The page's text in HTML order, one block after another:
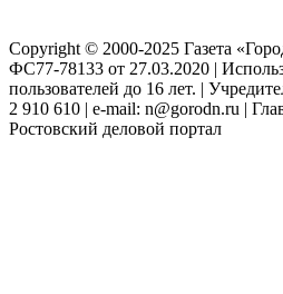
Copyright © 2000-2025 Газета
ФС77-78133 от 27.03.2020 |
пользователей до 16 лет. |
2 910 610 | e-mail: n@gorodn.ru |
Ростовский деловой портал